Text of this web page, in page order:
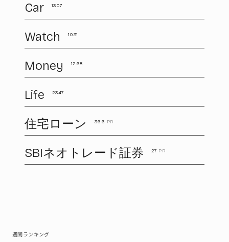
Car 1307
Watch 1031
Money 1268
Life 2347
住宅ローン 366 PR
SBIネオトレード証券 27 PR
週間ランキング